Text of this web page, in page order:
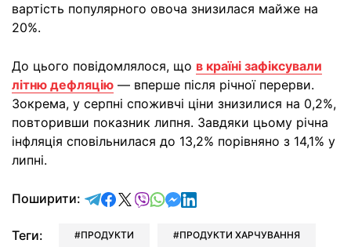
вартість популярного овоча знизилася майже на
20%.
До цього повідомлялося, що в країні зафіксували
літню дефляцію — вперше після річної перерви.
Зокрема, у серпні споживчі ціни знизилися на 0,2%,
повторивши показник липня. Завдяки цьому річна
інфляція сповільнилася до 13,2% порівняно з 14,1% у
липні.
Поширити: відправити у Telegram
поділитись у Facebook
поділитись у X
відправити у Viber
відправити у Whatsapp
відправити у Messenger
відправити у LinkedIn
Теги: ПРОДУКТИ ПРОДУКТИ ХАРЧУВАННЯ